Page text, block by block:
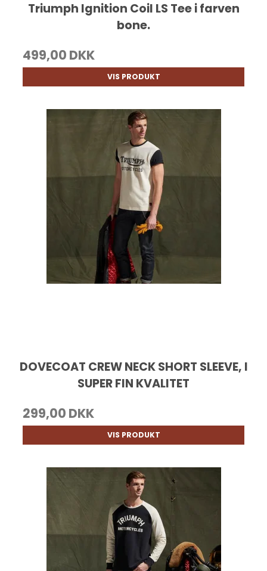
Triumph Ignition Coil LS Tee i farven
bone.
499,00 DKK
VIS PRODUKT
DOVECOAT CREW NECK SHORT SLEEVE, I
SUPER FIN KVALITET
299,00 DKK
VIS PRODUKT